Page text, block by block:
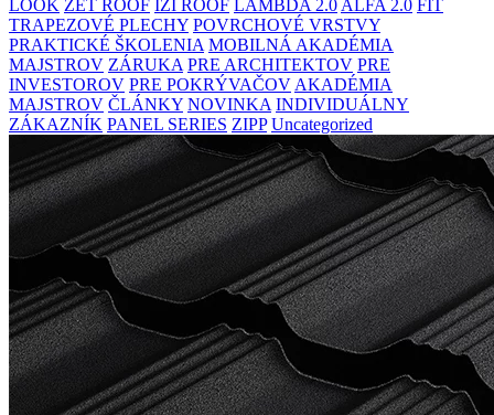
LOOK ZET ROOF IZI ROOF LAMBDA 2.0 ALFA 2.0 FIT
TRAPEZOVÉ PLECHY POVRCHOVÉ VRSTVY
PRAKTICKÉ ŠKOLENIA MOBILNÁ AKADÉMIA
MAJSTROV ZÁRUKA PRE ARCHITEKTOV PRE
INVESTOROV PRE POKRÝVAČOV AKADÉMIA
MAJSTROV ČLÁNKY NOVINKA INDIVIDUÁLNY
ZÁKAZNÍK PANEL SERIES ZIPP Uncategorized